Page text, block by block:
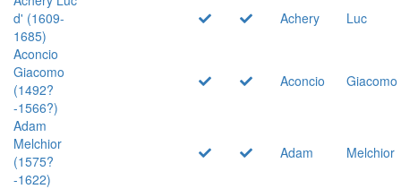
d' (1609-
1685)
Achery
Luc
Aconcio
Giacomo
(1492?
-1566?)
Aconcio Giacomo
Adam
Melchior
(1575?
-1622)
Adam Melchior